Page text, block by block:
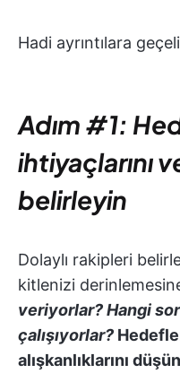
Hadi ayrıntılara
Adım #1:
ihtiyaçlarını
belirleyin
Dolaylı rakipleri
kitlenizi
veriyorlar? Hangi
çalışıyorlar?
alışkanlıklarını